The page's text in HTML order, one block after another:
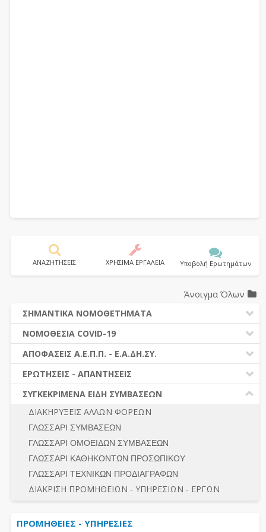
ΑΝΑΖΗΤΗΣΕΙΣ ΧΡΗΣΙΜΑ ΕΡΓΑΛΕΙΑ Υποβολή Ερωτημάτων
Άνοιγμα Όλων
ΣΗΜΑΝΤΙΚΑ ΝΟΜΟΘΕΤΗΜΑΤΑ
ΔΗΜΟΣΙΕΣ ΣΥΜΒΑΣΕΙΣ (Ν. 4412/2016)
ΔΗΜΟΤΙΚΟΣ ΚΩΔΙΚΑΣ (Ν.3463/2006)
ΚΑΛΛΙΚΡΑΤΗΣ (Ν.3852/2010)
ΝΟΜΟΘΕΣΙΑ - ΝΟΜΟΛΟΓΙΑ (ΣΥΝΟΛΟ)
ΝΟΜΟΘΕΣΙΑ COVID-19
ΝΟΜΟΘΕΣΙΑ - ΝΟΜΟΛΟΓΙΑ COVID -19
ΕΡΩΤΗΣΕΙΣ - ΑΠΑΝΤΗΣΕΙΣ
ΑΠΟΦΑΣΕΙΣ Α.Ε.Π.Π. - Ε.Α.ΔΗ.ΣΥ.
ΠΡΟΔΙΚΑΣΤΙΚΗ ΠΡΟΣΦΥΓΗ
ΓΕΝΙΚΟΙ ΚΑΝΟΝΕΣ
ΔΙΚΑΙΟΥΜΕΝΟΙ ΣΥΜΜΕΤΟΧΗΣ
ΠΡΟΣΦΟΡΕΣ – ΔΙΚΑΙΟΛΟΓΗΤΙΚΑ ΣΥΜΜΕΤΟΧΗΣ
ΔΙΕΞΑΓΩΓΗ ΔΙΑΔΙΚΑΣΙΑΣ
ΕΣΗΔΗΣ – ΚΗΜΔΗΣ
ΠΕΡΙΛΗΨΕΙΣ ΑΠΟΦΑΣΕΩΝ Α.Ε.Π.Π. - Ε.Α.ΔΗ.ΣΥ.
ΣΥΝΟΛΟ
ΕΡΩΤΗΣΕΙΣ - ΑΠΑΝΤΗΣΕΙΣ
Ν. 4782/2021 - ΤΡΟΠΟΠΟΙΗΣΗ 4412/2016
ΔΙΕΞΑΓΩΓΗ ΔΙΑΔΙΚΑΣΙΑΣ
ΔΙΑΔΙΚΑΣΙΕΣ ΑΝΑΘΕΣΗΣ
ΓΕΝΙΚΟΙ ΚΑΝΟΝΕΣ
ΠΡΟΕΤΟΙΜΑΣΙΑ - ΔΗΜΟΣΙΟΤΗΤΑ
ΛΟΓΟΙ ΑΠΟΚΛΕΙΣΜΟΥ-ΔΙΚΑΙΟΥΜΕΝΟΙ ΣΥΜΜΕΤΟΧΗΣ
ΠΡΟΣΦΟΡΕΣ - ΔΙΚΑΙΟΛΟΓΗΤΙΚΑ ΣΥΜΜΕΤΟΧΗΣ
ΣΥΓΚΕΚΡΙΜΕΝΑ ΕΙΔΗ ΣΥΜΒΑΣΕΩΝ
ΔΙΑΚΗΡΥΞΕΙΣ ΑΛΛΩΝ ΦΟΡΕΩΝ
ΓΛΩΣΣΑΡΙ ΣΥΜΒΑΣΕΩΝ
ΓΛΩΣΣΑΡΙ ΟΜΟΕΙΔΩΝ ΣΥΜΒΑΣΕΩΝ
ΓΛΩΣΣΑΡΙ ΚΑΘΗΚΟΝΤΩΝ ΠΡΟΣΩΠΙΚΟΥ
ΓΛΩΣΣΑΡΙ ΤΕΧΝΙΚΩΝ ΠΡΟΔΙΑΓΡΑΦΩΝ
ΔΙΑΚΡΙΣΗ ΠΡΟΜΗΘΕΙΩΝ - ΥΠΗΡΕΣΙΩΝ - ΕΡΓΩΝ
ΠΡΟΜΗΘΕΙΕΣ - ΥΠΗΡΕΣΙΕΣ